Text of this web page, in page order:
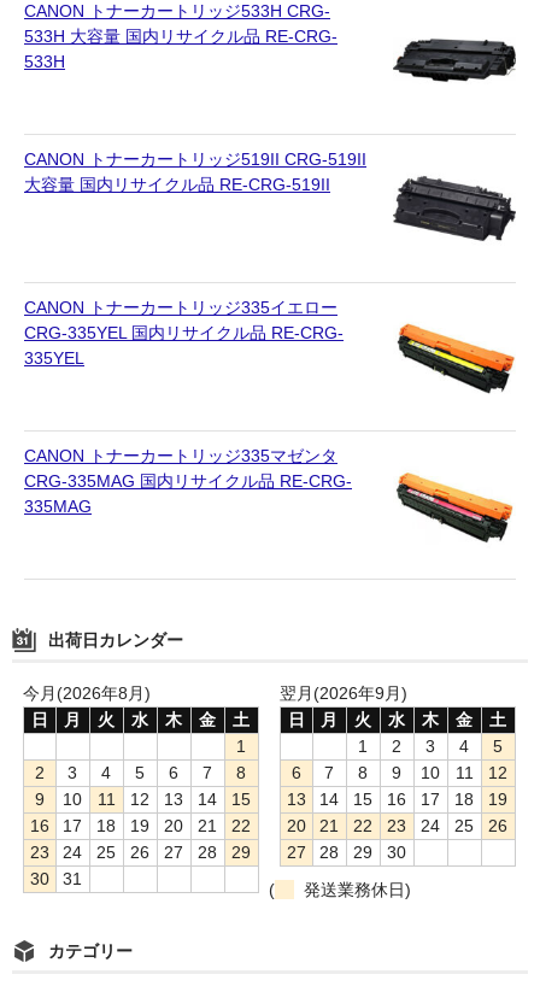
CANON トナーカートリッジ533H CRG-
533H 大容量 国内リサイクル品 RE-CRG-
533H
CANON トナーカートリッジ519II CRG-519II
大容量 国内リサイクル品 RE-CRG-519II
CANON トナーカートリッジ335イエロー
CRG-335YEL 国内リサイクル品 RE-CRG-
335YEL
CANON トナーカートリッジ335マゼンタ
CRG-335MAG 国内リサイクル品 RE-CRG-
335MAG
出荷日カレンダー
今月(2026年8月)
日
月 火 水 木 金
土
1
2
3 4 5 6 7
8
9
10 11 12 13 14
15
16
17 18 19 20 21
22
23
24 25 26 27 28
29
30
31
翌月(2026年9月)
日
月 火 水 木 金
土
1
2 3 4
5
6
7 8 9 10 11
12
13
14 15 16 17 18
19
20
21 22 23 24 25
26
27
28 29
30
(
発送業務休日)
カテゴリー